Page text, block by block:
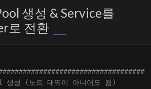
생성 & Service를
로 전환
성 (노드 대역이 아니어도 됨)